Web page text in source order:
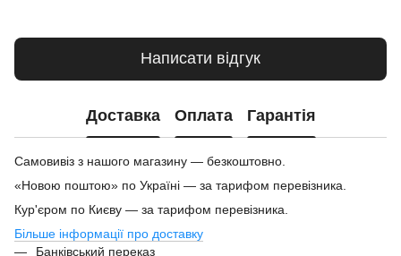
Написати відгук
Доставка Оплата Гарантія
Самовивіз з нашого магазину — безкоштовно.
«Новою поштою» по Україні — за тарифом перевізника.
Кур'єром по Києву — за тарифом перевізника.
Більше інформації про доставку
Банківський переказ